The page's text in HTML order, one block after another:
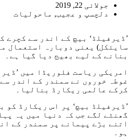
جولائی 22, 2019
دلچسپ و عجیب, ماحولیات
’ڈیرفیلڈ‘ بیچ کے اندر سے کچرے
سایئکل) یعنی دوبارہ استعمال
بنانے کے لیے بھیج دیا گیا ہے۔
کرکے عالمی ریکارڈ بنالیا۔
گھنٹے لگے جب کہ دنیا میں یہ
اتنے بڑے پیمانے پر سمندر کے
ہو۔